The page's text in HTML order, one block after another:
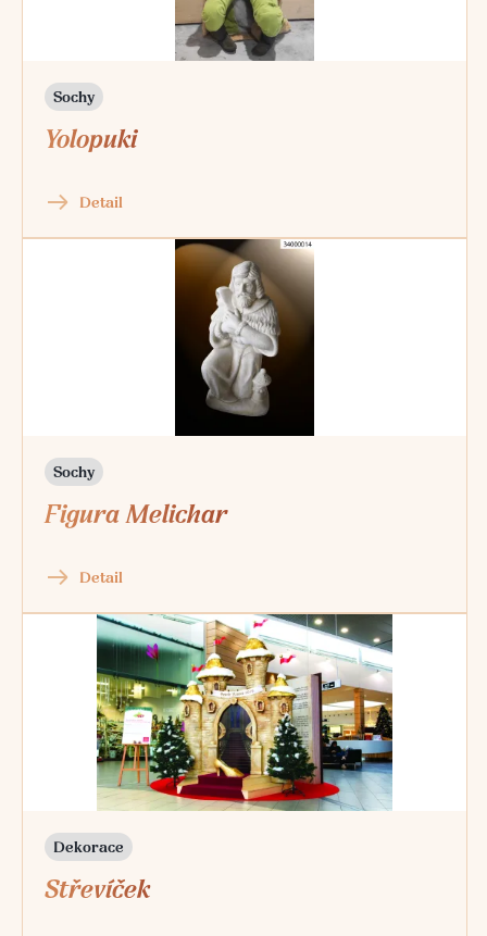
Sochy
Yolopuki
Detail
Sochy
Figura Melichar
Detail
Dekorace
Střevíček